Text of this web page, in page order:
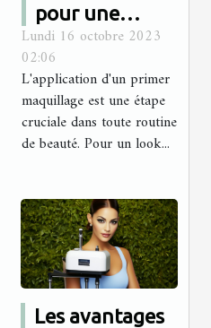
pour une
meilleure
application
d'un primer
maquillage
Lundi 16 octobre 2023
02:06
L'application d'un primer
maquillage est une étape
cruciale dans toute routine
de beauté. Pour un look...
Les avantages